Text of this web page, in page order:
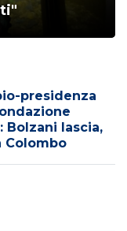
presidenza
Bolzani lascia,
Colombo